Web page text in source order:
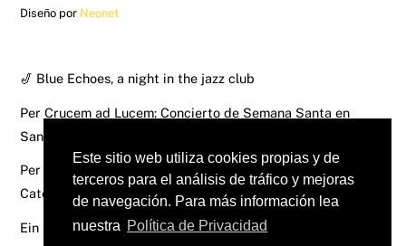
Este sitio web utiliza cookies propias y de
terceros para el análisis de tráfico y mejoras
de navegación. Para más información lea
nuestra Política de Privacidad
Diseño por Neonet
🎷 Blue Echoes, a night in the jazz club
Per Crucem ad Lucem: Concierto de Semana Santa en
Santomera
Per Crucem ad Lucem: Concierto de Semana Santa en la
Catedral de Murcia
Ein Deutsches Requiem – Brahms